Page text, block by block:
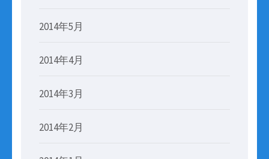
2014年5月
2014年4月
2014年3月
2014年2月